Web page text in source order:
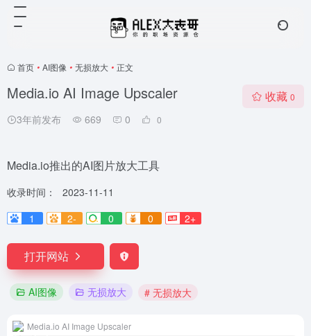
首页 • AI图像 • 无损放大 • 正文
Media.io AI Image Upscaler
3年前发布 669 0 0
收藏 0
Media.io推出的AI图片放大工具
收录时间：
2023-11-11
1
2- 0 0 2+
打开网站
AI图像 无损放大 # 无损放大
Media.io AI Image Upscaler